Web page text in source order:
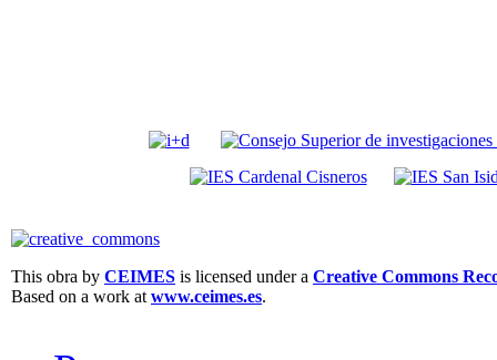
This obra by CEIMES is licensed under a Creative Commons
Based on a work at www.ceimes.es.